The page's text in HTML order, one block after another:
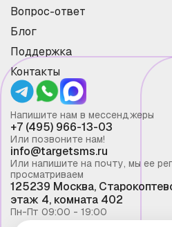
Вопрос-ответ
Блог
Поддержка
Контакты
Напишите нам в мессенджеры
+7 (495) 966-13-03
Или позвоните нам!
info@targetsms.ru
Или напишите на почту, мы ее
просматриваем
125239 Москва,
этаж 4, комната 402
Пн-Пт 09:00 - 19:00